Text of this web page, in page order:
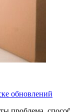
обновлений